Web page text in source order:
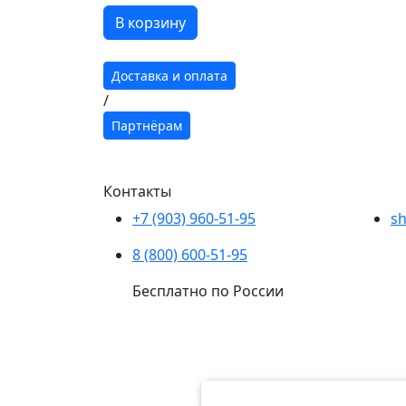
В корзину
Доставка и оплата
/
Партнёрам
Контакты
+7 (903) 960-51-95
8 (800) 600-51-95
Бесплатно по России